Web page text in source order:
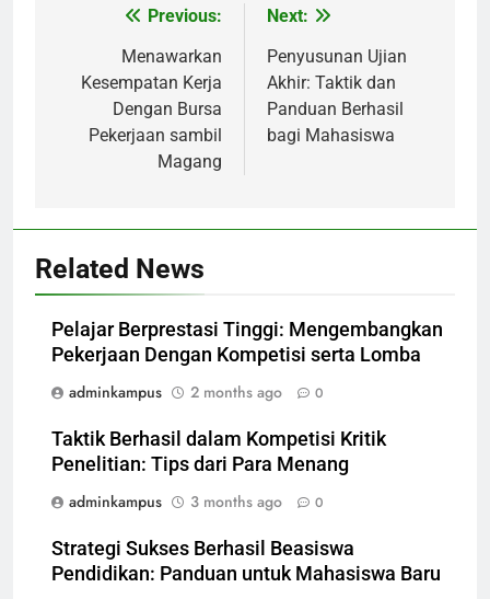
navigation
Previous:
Menawarkan
Kesempatan Kerja
Dengan Bursa
Pekerjaan sambil
Magang
Next:
Penyusunan Ujian
Akhir: Taktik dan
Panduan Berhasil
bagi Mahasiswa
Related News
Pelajar Berprestasi Tinggi: Mengembangkan
Pekerjaan Dengan Kompetisi serta Lomba
adminkampus
2 months ago 0
Taktik Berhasil dalam Kompetisi Kritik
Penelitian: Tips dari Para Menang
adminkampus
3 months ago 0
Strategi Sukses Berhasil Beasiswa
Pendidikan: Panduan untuk Mahasiswa Baru